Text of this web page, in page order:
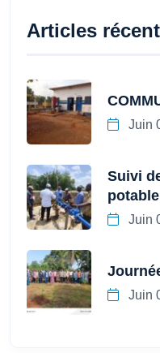
Articles
Juin
Suivi
Juin
Juin